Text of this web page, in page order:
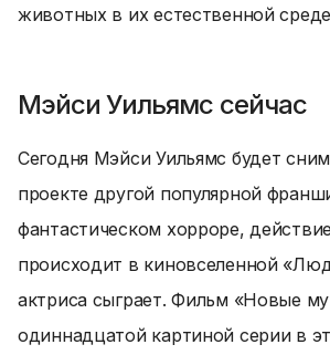
животных в их естественной
Мэйси Уильямс сейчас
Сегодня Мэйси Уильямс будет
проекте другой популярной
фантастическом хорроре,
происходит в киновселенной
актриса сыграет. Фильм «Новые
одиннадцатой картиной серии в